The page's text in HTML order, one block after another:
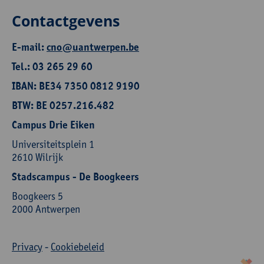
Contactgevens
E-mail:cno@uantwerpen.be
Tel.: 03 265 29 60
IBAN: BE34 7350 0812 9190
BTW: BE 0257.216.482
Campus Drie Eiken
Universiteitsplein 1
2610 Wilrijk
Stadscampus - De Boogkeers
Boogkeers 5
2000 Antwerpen
Privacy- Cookiebeleid